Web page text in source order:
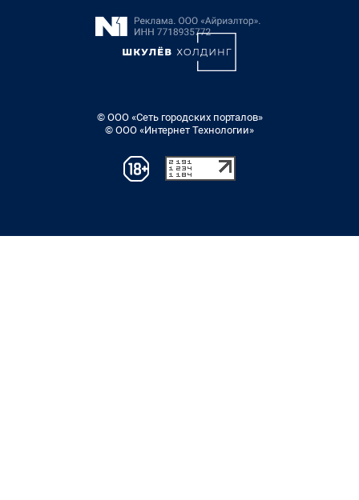
© ООО «Сеть городских порталов»
© ООО «Интернет Технологии»